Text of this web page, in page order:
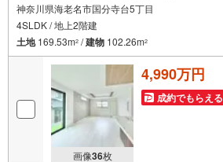
神奈川県海老名市国分寺台5丁目
4SLDK / 地上2階建
土地169.53m2 /建物 102.26m2
画像36枚
4,990万円
成約でもらえる